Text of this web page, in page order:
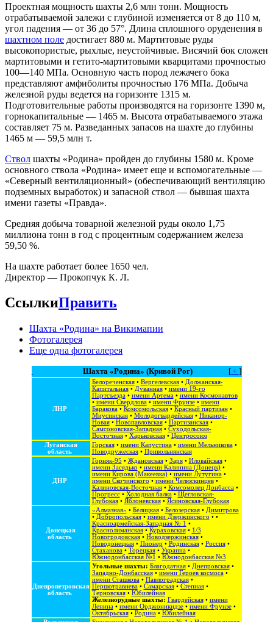
Проектная мощность шахты 2,6 млн тонн. Мощность
отрабатываемой залежи с глубиной изменяется от 8 до 110 м,
угол падения — от 36 до 57°. Длина сплошного оруденения в
шахтном поле достигает 880 м. Мартитовые руды
высокопористые, рыхлые, неустойчивые. Висячий бок сложен
мартитовыми и гетито-мартитовыми кварцитами прочностью
100—140 МПа. Основную часть пород лежачего бока
представляют амфиболиты прочностью 176 МПа. Добыча
железной руды ведется на горизонте 1315 м.
Подготовительные работы производятся на горизонте 1390 м,
горнокапитальные — 1465 м. Высота отрабатываемого этажа
составляет 75 м. Разведанных запасов на шахте до глубины
1465 м — 59,5 млн т.
Ствол шахты «Родина» пройден до глубины 1580 м. Кроме
основного ствола «Родина» имеет еще и вспомогательные —
«Северный вентиляционный» (обеспечивающий вентиляцию
подземных выработок) и запасной ствол — бывшая шахта
имени газеты «Правда».
Средняя добыча товарной железной руды около 1,75
миллиона тонн в год с процентным содержанием железа
59,50 %.
На шахте работает более 1650 чел.
Директор — Прокопчук К. Л.
СсылкиПравить
Шахта «Родина» на Викимапии
Фотогалерея
Еще одна фотогалерея
[+ ]
Шахта «Родина» (Кривой Рог)
ЛНР
Белореченская• Вергелевская• Должанская-
Капитальная• Дуванная• имени 19-го
Партсъезда• имени Артема• имени Космонавтов
• имени Свердлова• имени Фрунзе• имени
Баракова• Комсомольская• Красный партизан•
Миусинская• Молодогвардейская• Никанор-
Новая• Новопавловская• Партизанская•
Самсоновская-Западная• Суходольская-
Восточная• Харьковская• Центросоюз
Луганская
область
Горская• имени Капустина• имени Мельникова•
Новодружеская• Привольнянская
ДНР
Горняк-95 • Ждановская• Заря• Иловайская•
имени Засядько • имени Калинина (Донецк)•
имени Кирова (Макеевка)• имени Лутугина•
имени Скочинского • имени Челюскинцев•
Калиновская-Восточная• Комсомолец Донбасса•
Прогресс• Холодная балка• Щегловская-
Глубокая• Яблоневская• Ясиновская-Глубокая
Донецкая
область
«Алмазная» • Белицкая• Белозерская• Димитрова
• Добропольская• имени Дзержинского • •
Красноармейская-Западная № 1 •
Краснолиманская• Кураховская• 1/3
Новогродовская• Новодзержинская•
Новодонецкая• Пионер • Родинская• Россия•
Стаханова• Торецкая• Украина•
Южнодонбасская №1 • Южнодонбасская №3
Днепропетровская
область
Угольные шахты: Благодатная• Днепровская•
Западно-Донбасская• имени Героев космоса•
имени Сташкова• Павлоградская•
Першотравнева• Самарская• Степная•
Терновская• Юбилейная
Железнорудные шахты: Гвардейская• имени
Ленина• имени Орджоникидзе• имени Фрунзе•
Октябрьская• Родина• Юбилейная